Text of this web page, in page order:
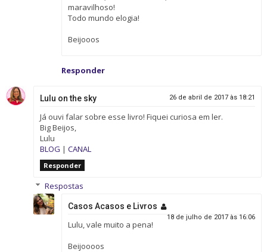
maravilhoso!
Todo mundo elogia!
Beijooos
Responder
Lulu on the sky 26 de abril de 2017 às 18:21
Já ouvi falar sobre esse livro! Fiquei curiosa em ler.
Big Beijos,
Lulu
BLOG | CANAL
Responder
Respostas
Casos Acasos e Livros
18 de julho de 2017 às 16:06
Lulu, vale muito a pena!
Beijoooos